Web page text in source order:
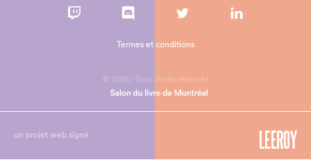
© 2026 - Tous droits réservés
Termes et conditions
un projet web signé